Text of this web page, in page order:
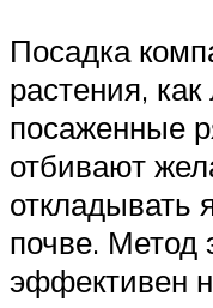
Посадка
растения, как
посаженные
отбивают
откладывать
почве. Метод
эффективен